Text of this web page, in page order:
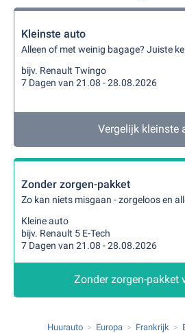
Kleinste auto
Alleen of met weinig bagage? Juiste
bijv. Renault Twingo
7 Dagen van 21.08 - 28.08.2026
Vergelijk kleinste
Zonder zorgen-pakket
Zo kan niets misgaan - zorgeloos en
Kleine auto
bijv. Renault 5 E-Tech
7 Dagen van 21.08 - 28.08.2026
Zonder zorgen-pakket
Huurauto Europa Frankrijk